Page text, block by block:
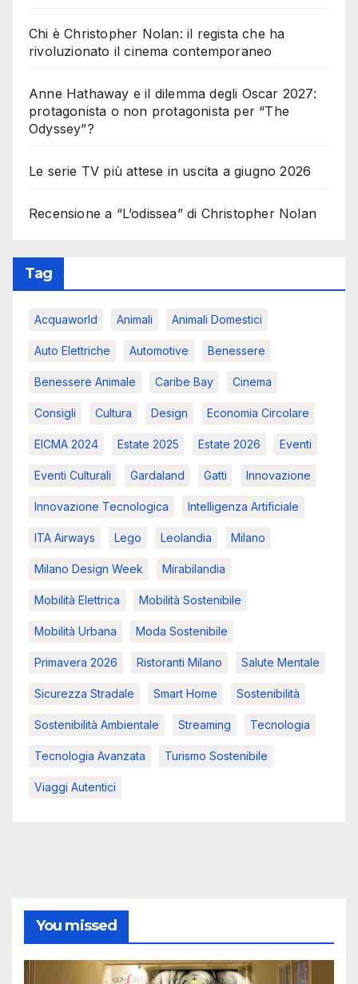
Chi è Christopher Nolan: il regista che ha
rivoluzionato il cinema contemporaneo
Anne Hathaway e il dilemma degli Oscar 2027:
protagonista o non protagonista per “The
Odyssey”?
Le serie TV più attese in uscita a giugno 2026
Recensione a “L’odissea” di Christopher Nolan
Tag
Acquaworld Animali Animali Domestici
Auto Elettriche Automotive Benessere
Benessere Animale Caribe Bay Cinema
Consigli Cultura Design Economia Circolare
EICMA 2024 Estate 2025 Estate 2026 Eventi
Eventi Culturali Gardaland Gatti Innovazione
Innovazione Tecnologica Intelligenza Artificiale
ITA Airways Lego Leolandia Milano
Milano Design Week Mirabilandia
Mobilità Elettrica Mobilità Sostenibile
Mobilità Urbana Moda Sostenibile
Primavera 2026 Ristoranti Milano Salute Mentale
Sicurezza Stradale Smart Home Sostenibilità
Sostenibilità Ambientale Streaming Tecnologia
Tecnologia Avanzata Turismo Sostenibile
Viaggi Autentici
You missed